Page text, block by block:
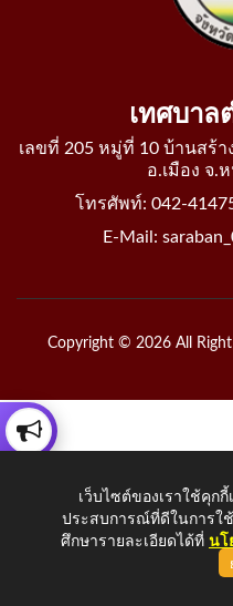
เทศบา
เลขที่ 205 หมู่ที่ 10 บ้านสร้
อ.เมือง จ.
โทรศัพท์: 042-
E-Mail:
Copyright © 2026 All
เว็บไซต์ของเราใช้คุ
ประสบการณ์ที่ดีในการใ
ศึกษารายละเอียดได้ที่ นโ